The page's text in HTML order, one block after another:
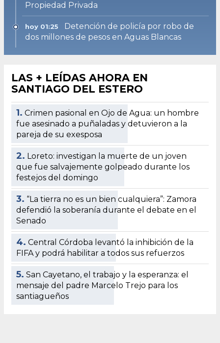
Propiedad Privada
hoy 01:25
Detención de policía por robo de
dos millones de pesos en Aguas Blancas
LAS + LEÍDAS AHORA EN
SANTIAGO DEL ESTERO
1. Crimen pasional en Ojo de Agua: un hombre
fue asesinado a puñaladas y detuvieron a la
pareja de su exesposa
2. Loreto: investigan la muerte de un joven
que fue salvajemente golpeado durante los
festejos del domingo
3. “La tierra no es un bien cualquiera”: Zamora
defendió la soberanía durante el debate en el
Senado
4. Central Córdoba levantó la inhibición de la
FIFA y podrá habilitar a todos sus refuerzos
5. San Cayetano, el trabajo y la esperanza: el
mensaje del padre Marcelo Trejo para los
santiagueños